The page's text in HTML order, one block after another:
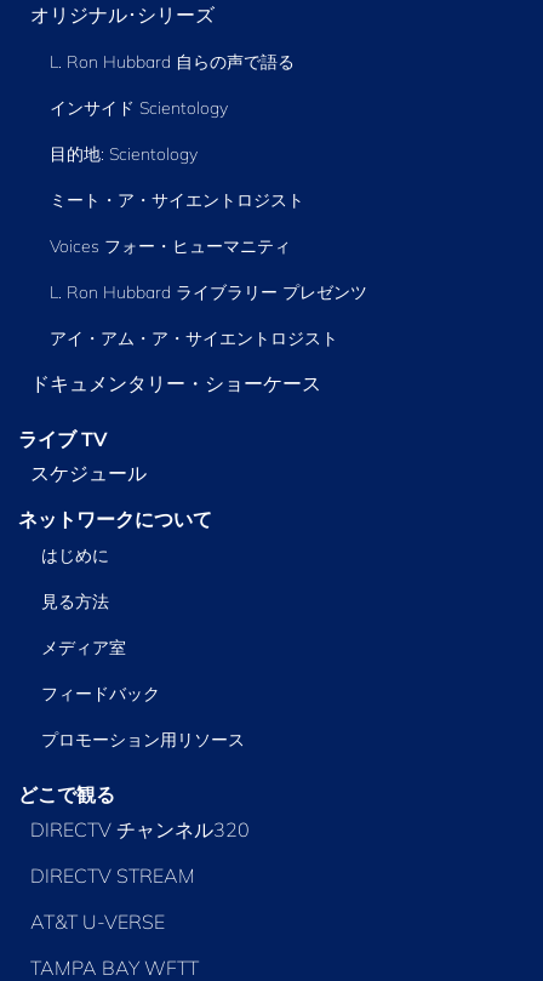
オリジナル･シリーズ
L. Ron Hubbard 自らの声で語る
インサイド Scientology
目的地: Scientology
ミート・ア・サイエントロジスト
Voices フォー・ヒューマニティ
L. Ron Hubbard ライブラリー プレゼンツ
アイ・アム・ア・サイエントロジスト
ドキュメンタリー・ショーケース
ライブ TV
スケジュール
ネットワークについて
はじめに
見る方法
メディア室
フィードバック
プロモーション用リソース
どこで観る
DIRECTV チャンネル320
DIRECTV STREAM
AT&T U-VERSE
TAMPA BAY WFTT